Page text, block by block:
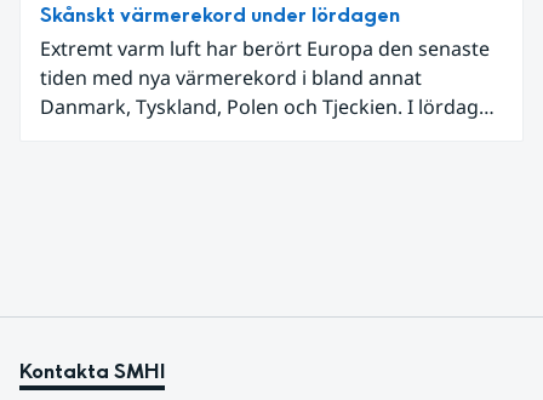
Skånskt värmerekord under lördagen
Extremt varm luft har berört Europa den senaste
tiden med nya värmerekord i bland annat
Danmark, Tyskland, Polen och Tjeckien. I lördags
Kontakta SMHI